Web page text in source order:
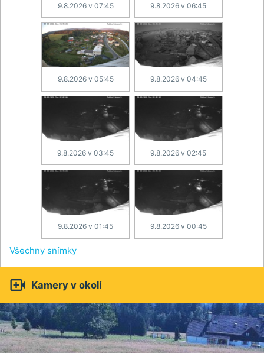
9.8.2026 v 07:45 9.8.2026 v 06:45
9.8.2026 v 05:45 9.8.2026 v 04:45
9.8.2026 v 03:45 9.8.2026 v 02:45
9.8.2026 v 01:45 9.8.2026 v 00:45
Všechny snímky
 Kamery v okolí